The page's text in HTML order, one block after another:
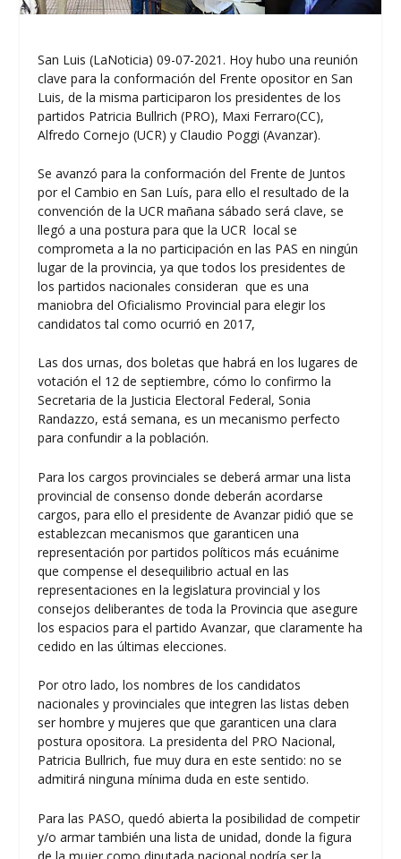
San Luis (LaNoticia) 09-07-2021. Hoy hubo una reunión
clave para la conformación del Frente opositor en San
Luis, de la misma participaron los presidentes de los
partidos Patricia Bullrich (PRO), Maxi Ferraro(CC),
Alfredo Cornejo (UCR) y Claudio Poggi (Avanzar).
Se avanzó para la conformación del Frente de Juntos
por el Cambio en San Luís, para ello el resultado de la
convención de la UCR mañana sábado será clave, se
llegó a una postura para que la UCR local se
comprometa a la no participación en las PAS en ningún
lugar de la provincia, ya que todos los presidentes de
los partidos nacionales consideran que es una
maniobra del Oficialismo Provincial para elegir los
candidatos tal como ocurrió en 2017,
Las dos urnas, dos boletas que habrá en los lugares de
votación el 12 de septiembre, cómo lo confirmo la
Secretaria de la Justicia Electoral Federal, Sonia
Randazzo, está semana, es un mecanismo perfecto
para confundir a la población.
Para los cargos provinciales se deberá armar una lista
provincial de consenso donde deberán acordarse
cargos, para ello el presidente de Avanzar pidió que se
establezcan mecanismos que garanticen una
representación por partidos políticos más ecuánime
que compense el desequilibrio actual en las
representaciones en la legislatura provincial y los
consejos deliberantes de toda la Provincia que asegure
los espacios para el partido Avanzar, que claramente ha
cedido en las últimas elecciones.
Por otro lado, los nombres de los candidatos
nacionales y provinciales que integren las listas deben
ser hombre y mujeres que que garanticen una clara
postura opositora. La presidenta del PRO Nacional,
Patricia Bullrich, fue muy dura en este sentido: no se
admitirá ninguna mínima duda en este sentido.
Para las PASO, quedó abierta la posibilidad de competir
y/o armar también una lista de unidad, donde la figura
de la mujer como diputada nacional podría ser la